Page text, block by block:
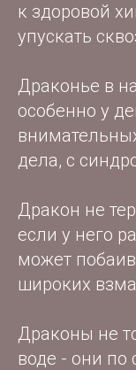
к здоровой
упускать
Драконье в
особенно у
дела, с
Дракон не
если у него
может
широких
Драконы не
воде - они